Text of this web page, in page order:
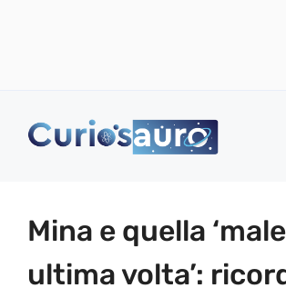
Mina e quella
ultima volta’: